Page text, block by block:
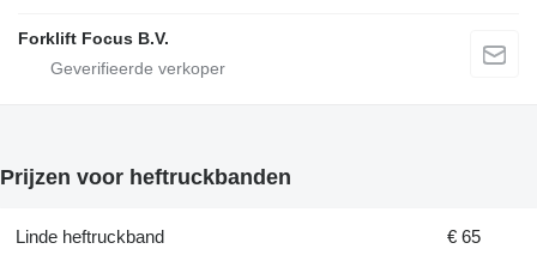
Forklift Focus B.V.
Prijzen voor heftruckbanden
Linde heftruckband € 65